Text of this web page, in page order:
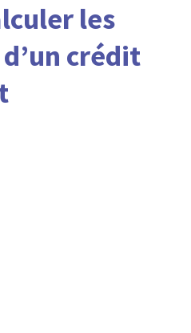
les
crédit